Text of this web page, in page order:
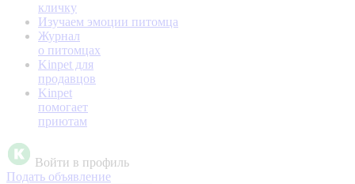
кличку
Изучаем эмоции питомца
Журнал
о питомцах
Kinpet для
продавцов
Kinpet
помогает
приютам
Войти в профиль
Подать объявление